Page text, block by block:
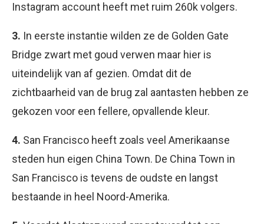
Instagram account heeft met ruim 260k volgers.
3. In eerste instantie wilden ze de Golden Gate
Bridge zwart met goud verwen maar hier is
uiteindelijk van af gezien. Omdat dit de
zichtbaarheid van de brug zal aantasten hebben ze
gekozen voor een fellere, opvallende kleur.
4. San Francisco heeft zoals veel Amerikaanse
steden hun eigen China Town. De China Town in
San Francisco is tevens de oudste en langst
bestaande in heel Noord-Amerika.